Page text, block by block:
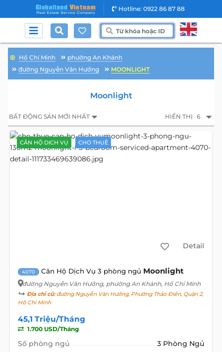
Hotline: 0922 86 87 88
Hồ Chí Minh
phường An Khánh
đường Nguyễn Văn Hưởng
MOONLIGHT
Moonlight
BẤT ĐỘNG SẢN MỚI NHẤT HIỂN THỊ 6
CĂN HỘ DỊCH VỤ CHO THUÊ
Detail
4070 Căn Hộ Dịch Vụ 3 phòng ngủ Moonlight
đường Nguyễn Văn Hưởng, phường An Khánh, Hồ Chí Minh
Địa chỉ cũ:đường Nguyễn Văn Hưởng, Phường Thảo Điền, Quận 2,
Hồ Chí Minh
45,1 Triệu/Tháng
1.700 USD/Tháng
Số phòng ngủ
3 Phòng Ngủ